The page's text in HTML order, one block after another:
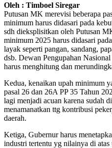
Oleh : Timboel Siregar
Putusan MK merevisi beberapa
minimum harus didasari pada
sdh dieksplisitkan oleh Putusan
minimum 2025 harus didasari
layak seperti pangan, sandang,
dsb. Dewan Pengupahan
harus menghitung dan
Kedua, kenaikan upah minimum
pasal 26 dan 26A PP 35 Tahun
lagi menjadi acuan karena sudah
menamanatkan ttg kontribusi
daerah.
Ketiga, Gubernur harus
industri tertentu yg nilainya di